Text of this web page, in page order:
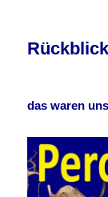
Rückblick
das waren